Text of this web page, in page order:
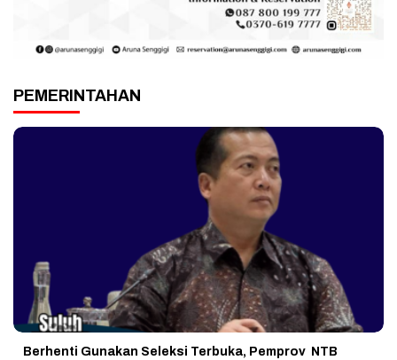
PEMERINTAHAN
Berhenti Gunakan Seleksi Terbuka, Pemprov NTB